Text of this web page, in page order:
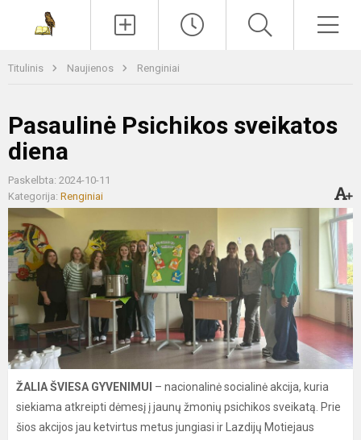
Titulinis Naujienos Renginiai
Pasaulinė Psichikos sveikatos
diena
Paskelbta: 2024-10-11
Kategorija: Renginiai
ŽALIA ŠVIESA GYVENIMUI – nacionalinė socialinė akcija, kuria
siekiama atkreipti dėmesį į jaunų žmonių psichikos sveikatą. Prie
šios akcijos jau ketvirtus metus jungiasi ir Lazdijų Motiejaus